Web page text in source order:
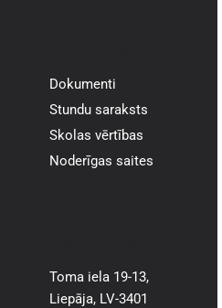
Dokumenti
Stundu saraksts
Skolas vērtības
Noderīgas saites
Toma iela 19-13,
Liepāja, LV-3401